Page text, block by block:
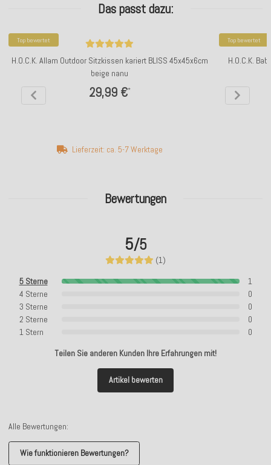
Bewertungen
5/5
(1)
5 Sterne
1
4 Sterne
0
3 Sterne
0
2 Sterne
0
1 Stern
0
Teilen Sie anderen Kunden Ihre Erfahrungen mit!
Artikel bewerten
Alle Bewertungen:
Wie funktionieren Bewertungen?
Das passt dazu:
Top bewertet
H.O.C.K. Allam Outdoor Sitzkissen kariert BLISS 45x45x6cm
beige nanu
29,99 €*
Lieferzeit: ca. 5-7 Werktage
Top bewertet
H.O.C.K.